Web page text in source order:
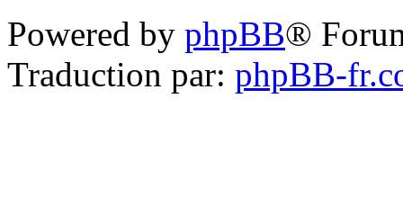
Powered by phpBB®
Traduction par: phpBB-